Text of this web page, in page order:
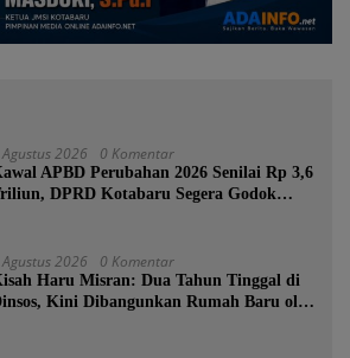
2026 0 Komentar
APBD Perubahan 2026 Senilai Rp 3,6
DPRD Kotabaru Segera Godok
2026 0 Komentar
Haru Misran: Dua Tahun Tinggal di
Kini Dibangunkan Rumah Baru oleh